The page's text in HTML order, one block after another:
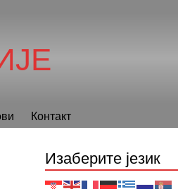
Контакт
Изаберите језик